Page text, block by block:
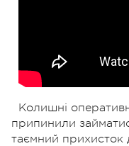
Колишні
припинили
таємний прихисток